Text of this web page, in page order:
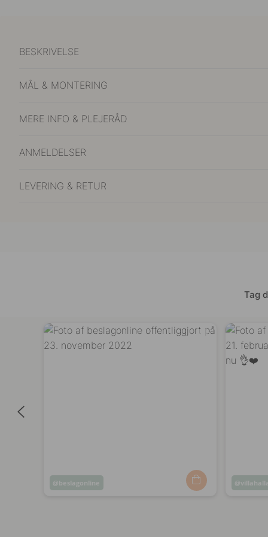
BESKRIVELSE
MÅL & MONTERING
MERE INFO & PLEJERÅD
ANMELDELSER
LEVERING & RETUR
Tag
Opslag
beslagonline
Opslag